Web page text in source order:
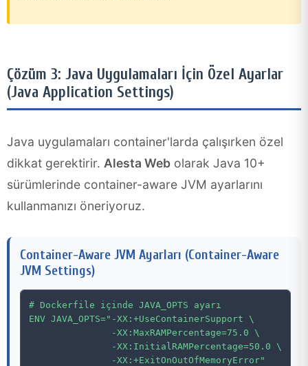
Çözüm 3: Java Uygulamaları İçin Özel Ayarlar
(Java Application Settings)
Java uygulamaları container'larda çalışırken özel
dikkat gerektirir. Alesta Web olarak Java 10+
sürümlerinde container-aware JVM ayarlarını
kullanmanızı öneriyoruz.
Container-Aware JVM Ayarları (Container-Aware
JVM Settings)
# Dockerfile içinde JAVA_OPTS ayarı
ENV JAVA_OPTS="-XX:+UseContainerSupport \
               -XX:MaxRAMPercentage=75.0 \
               -XX:InitialRAMPercentage=50.0 \
               -XX:+ExitOnOutOfMemoryError"